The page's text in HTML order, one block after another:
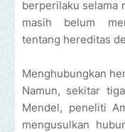
berperilaku selama
masih belum
tentang hereditas
Menghubungkan
Namun, sekitar
Mendel, peneliti
mengusulkan